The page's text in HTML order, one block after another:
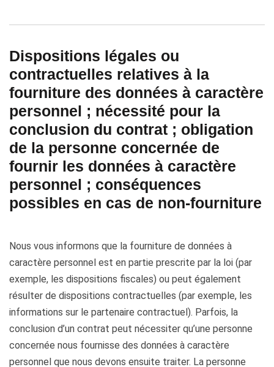
Dispositions légales ou
contractuelles relatives à la
fourniture des données à caractère
personnel ; nécessité pour la
conclusion du contrat ; obligation
de la personne concernée de
fournir les données à caractère
personnel ; conséquences
possibles en cas de non-fourniture
Nous vous informons que la fourniture de données à
caractère personnel est en partie prescrite par la loi (par
exemple, les dispositions fiscales) ou peut également
résulter de dispositions contractuelles (par exemple, les
informations sur le partenaire contractuel). Parfois, la
conclusion d’un contrat peut nécessiter qu’une personne
concernée nous fournisse des données à caractère
personnel que nous devons ensuite traiter. La personne